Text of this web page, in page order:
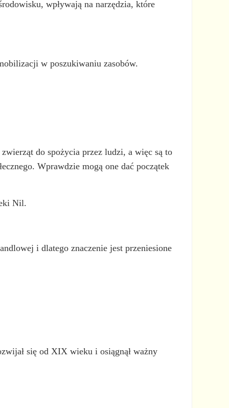
wpływają na narzędzia, które
w poszukiwaniu zasobów.
do spożycia przez ludzi, a więc są to
Wprawdzie mogą one dać początek
Nil.
i dlatego znaczenie jest przeniesione
się od XIX wieku i osiągnął ważny